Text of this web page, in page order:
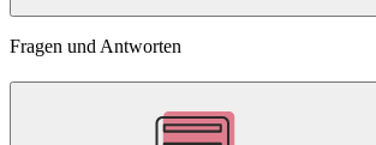
Fragen und Antworten